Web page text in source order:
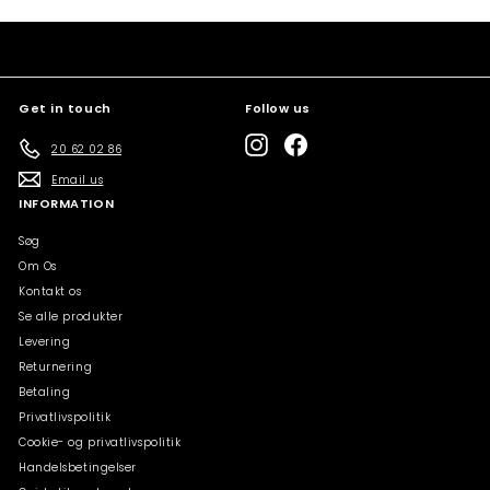
Get in touch
20 62 02 86
Email us
Follow us
Instagram
INFORMATION
Søg
Om Os
Kontakt os
Se alle produkter
Levering
Returnering
Betaling
Privatlivspolitik
Cookie- og privatlivspolitik
Handelsbetingelser